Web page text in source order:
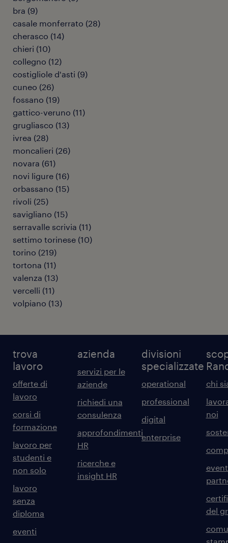
bra (9)
casale monferrato (28)
cherasco (14)
chieri (10)
collegno (12)
costigliole d'asti (9)
cuneo (26)
fossano (19)
gattico-veruno (11)
grugliasco (13)
ivrea (28)
moncalieri (26)
novara (61)
novi ligure (16)
orbassano (15)
rivoli (25)
savigliano (15)
serravalle scrivia (11)
settimo torinese (10)
torino (219)
tortona (11)
valenza (13)
vercelli (11)
volpiano (13)
trova
lavoro
offerte di
lavoro
corsi di
formazione
lavoro per
studenti e
non solo
lavoro
senza
diploma
eventi
azienda
servizi per le
aziende
richiedi una
consulenza
approfondimenti
HR
ricerche e
insight HR
divisioni
specializzate
operational
professional
digital
enterprise
chi
noi
del